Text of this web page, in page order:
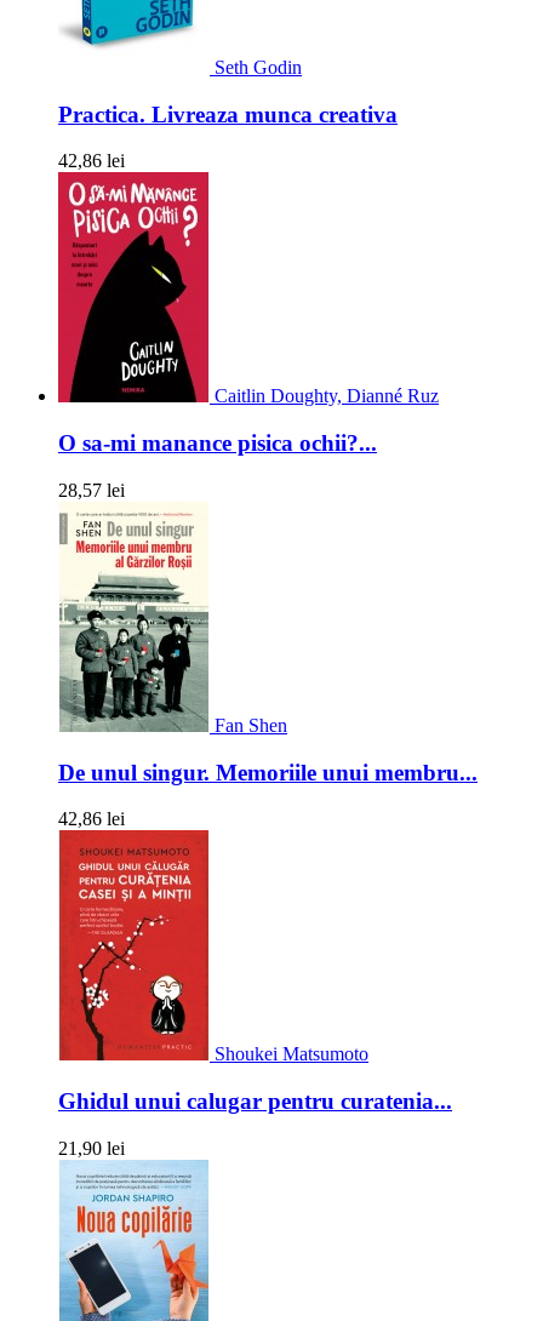
Seth Godin
Practica. Livreaza munca creativa
42,86 lei
Caitlin Doughty, Dianné Ruz
O sa-mi manance pisica ochii?...
28,57 lei
Fan Shen
De unul singur. Memoriile unui membru...
42,86 lei
Shoukei Matsumoto
Ghidul unui calugar pentru curatenia...
21,90 lei